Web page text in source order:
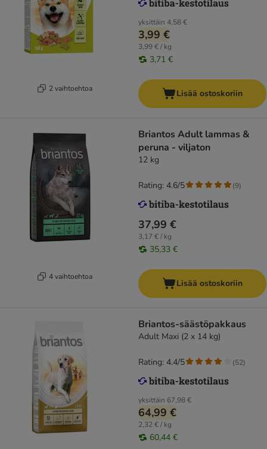
2 vaihtoehtoa
yksittäin 4,58 €
3,99 €
3,99 € / kg
3,71 €
Lisää ostoskoriin
4 vaihtoehtoa
Briantos Adult lammas &
peruna - viljaton
12 kg
37,99 €
3,17 € / kg
35,33 €
Rating: 4.6/5 (9)
Lisää ostoskoriin
Briantos-säästöpakkaus
Adult Maxi (2 x 14 kg)
yksittäin 67,98 €
64,99 €
2,32 € / kg
60,44 €
Rating: 4.4/5 (52)